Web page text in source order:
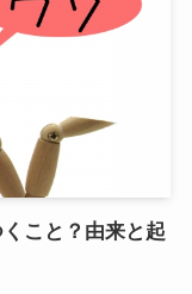
こと？由来と起